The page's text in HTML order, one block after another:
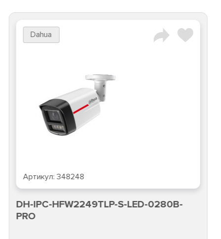
Dahua
Артикул:348248
DH-IPC-HFW2249TLP-S-LED-0280B-
PRO